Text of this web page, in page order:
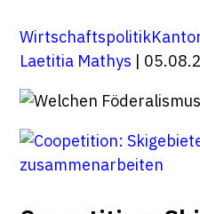
Wirtschaftspolitik
Laetitia Mathys |